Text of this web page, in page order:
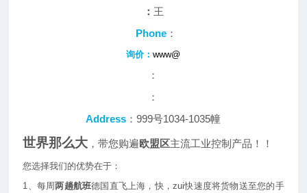
： 王
Phone：
询价：www@
：
：
Address ：999号1034-1035幢
世界那么大 ，带您购遍欧盟区主流工业控制产品！！
您选择我们的优势在于：
1、每周两趟航班德国直飞上海，快，zui快速度将货物送至您的手